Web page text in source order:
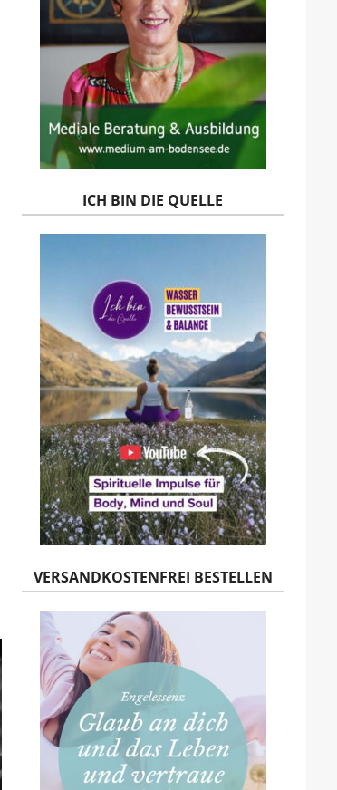
ICH BIN DIE QUELLE
VERSANDKOSTENFREI BESTELLEN